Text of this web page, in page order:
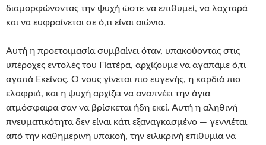
διαμορφώνοντας την ψυχή ώστε να επιθυμεί, να λαχταρά
και να ευφραίνεται σε ό,τι είναι αιώνιο.
Αυτή η προετοιμασία συμβαίνει όταν, υπακούοντας στις
υπέροχες εντολές του Πατέρα, αρχίζουμε να αγαπάμε ό,τι
αγαπά Εκείνος. Ο νους γίνεται πιο ευγενής, η καρδιά πιο
ελαφριά, και η ψυχή αρχίζει να αναπνέει την άγια
ατμόσφαιρα σαν να βρίσκεται ήδη εκεί. Αυτή η αληθινή
πνευματικότητα δεν είναι κάτι εξαναγκασμένο — γεννιέται
από την καθημερινή υπακοή, την ειλικρινή επιθυμία να